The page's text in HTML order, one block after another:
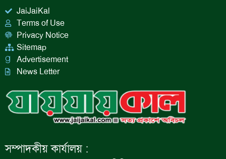
JaiJaiKal
Terms of Use
Privacy Notice
Sitemap
Advertisement
News Letter
সম্পাদকীয় কার্যালয় :